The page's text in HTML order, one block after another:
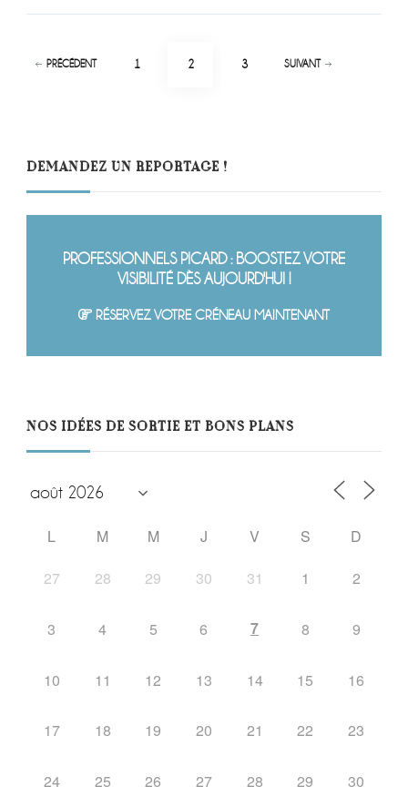
Pagination
PRÉCÉDENT PAGE
1 PAGE
2 PAGE
3 SUIVANT
DEMANDEZ UN REPORTAGE !
PROFESSIONNELS PICARD : BOOSTEZ VOTRE
VISIBILITÉ DÈS AUJOURD'HUI !
RÉSERVEZ VOTRE CRÉNEAU MAINTENANT
NOS IDÉES DE SORTIE ET BONS PLANS
L M M J V S
D
27
28 29 30 31 1 2
3 4 5 6 7 8 9
10 11 12 13 14 15 16
17 18 19 20 21 22 23
24 25 26 27 28 29 30